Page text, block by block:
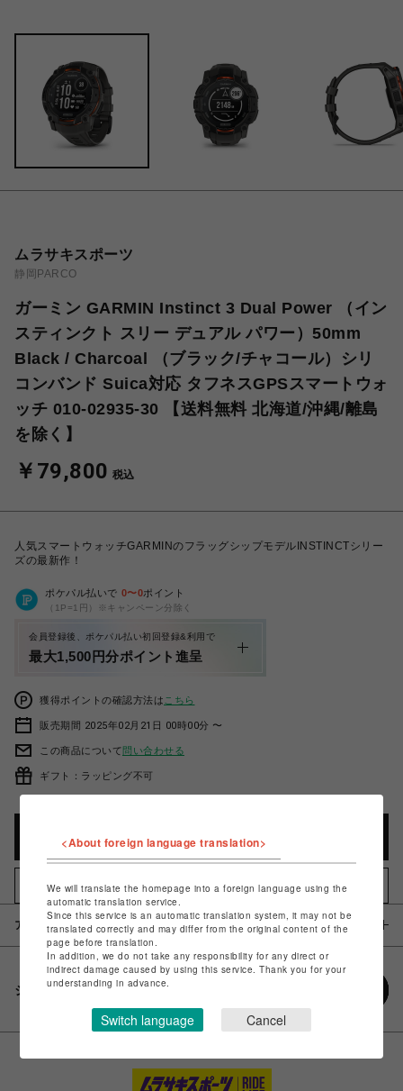
ムラサキスポーツ
静岡PARCO
ガーミン GARMIN Instinct 3 Dual Power （イン
スティンクト スリー デュアル パワー）50mm
Black / Charcoal （ブラック/チャコール）シリ
コンバンド Suica対応 タフネスGPSスマートウォ
ッチ 010-02935-30 【送料無料 北海道/沖縄/離島
を除く】
￥79,800 税込
人気スマートウォッチGARMINのフラッグシップモデルINSTINCTシリー
ズの最新作！
ポケパル払いで 0〜0ポイント
（1P=1円）※キャンペーン分除く
会員登録後、ポケパル払い初回登録&利用で
最大1,500円分ポイント進呈
獲得ポイントの確認方法は こちら
販売期間 2025年02月21日 00時00分 〜
この商品について問い合わせる
ギフト：ラッピング不可
カートに入れる
お気に入りアイテムに追加
アイテム説明 / 素材
シェアする
<About foreign language translation>
We will translate the homepage into a foreign language using the
automatic translation service.
Since this service is an automatic translation system, it may not be
translated correctly and may differ from the original content of the
page before translation.
In addition, we do not take any responsibility for any direct or
indirect damage caused by using this service. Thank you for your
understanding in advance.
Switch language Cancel